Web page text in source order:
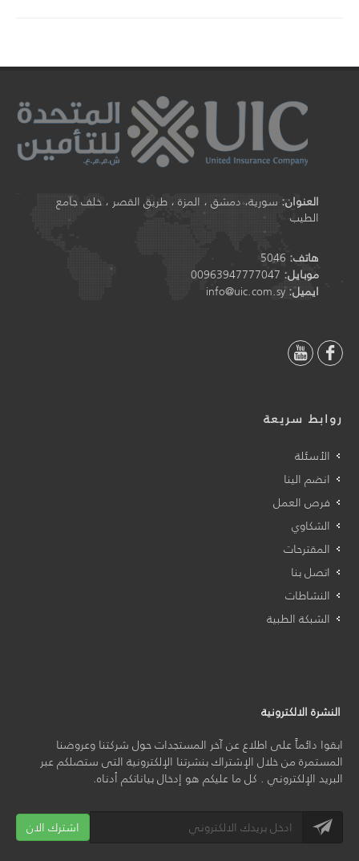
العنوان: سورية، دمشق ، المزة ، طريق القصر ، خلف جامع
الطيب
هاتف: 5046
موبايل: 00963947777047
ايميل:info@uic.com.sy
روابط سريعة
الأسئلة
انضم الينا
فرص العمل
الشكاوي
المقترحات
اتصل بنا
النشاطات
الشبكة الطبية
النشرة الالكترونية
ابقوا دائماً على اطلاع عن آخر المستجدات حول شركتنا وعروضنا
المستمرة من خلال الإشتراك بنشرتنا الإلكترونية التى ستصلكم عبر
البريد الإلكتروني . كل ما عليكم هو إدخال بياناتكم أدناه.
اشترك الان